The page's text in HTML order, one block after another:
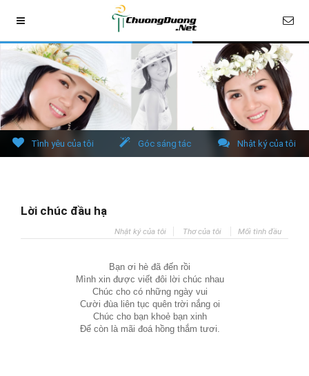
Tình yêu của tôi Góc sáng tác Nhật ký của tôi
Lời chúc đầu hạ
Nhật ký của tôi Thơ của tôi Mối tình đầu
Bạn ơi hè đã đến rồi
Mình xin được viết đôi lời chúc nhau
Chúc cho có những ngày vui
Cười đùa liên tục quên trời nắng oi
Chúc cho bạn khoẻ bạn xinh
Để còn là mãi đoá hồng thắm tươi.